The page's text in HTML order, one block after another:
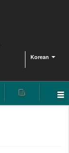
Korean